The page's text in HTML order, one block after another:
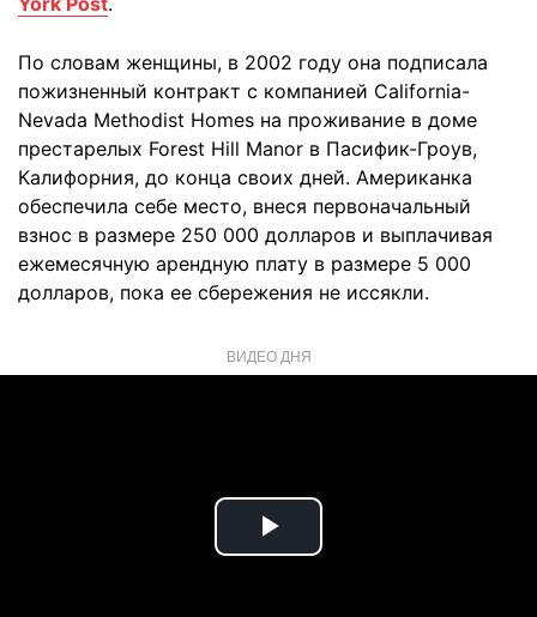
По словам женщины, в 2002 году она подписала
пожизненный контракт с компанией California-
Nevada Methodist Homes на проживание в доме
престарелых Forest Hill Manor в Пасифик-Гроув,
Калифорния, до конца своих дней. Американка
обеспечила себе место, внеся первоначальный
взнос в размере 250 000 долларов и выплачивая
ежемесячную арендную плату в размере 5 000
долларов, пока ее сбережения не иссякли.
ВИДЕО ДНЯ
Play